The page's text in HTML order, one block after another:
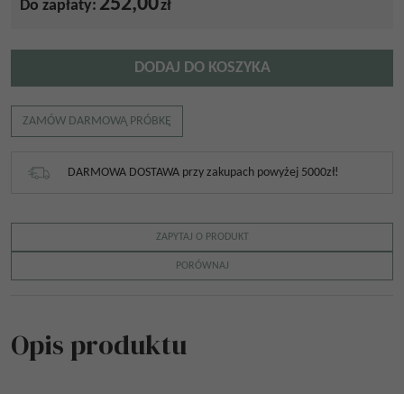
Do zapłaty: 252,00zł
DODAJ DO KOSZYKA
ZAMÓW DARMOWĄ PRÓBKĘ
DARMOWA DOSTAWA przy zakupach powyżej 5000zł!
ZAPYTAJ O PRODUKT
PORÓWNAJ
Opis produktu